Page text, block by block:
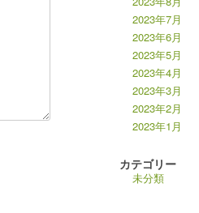
2023年7月
2023年6月
2023年5月
2023年4月
2023年3月
2023年2月
2023年1月
カテゴリー
未分類